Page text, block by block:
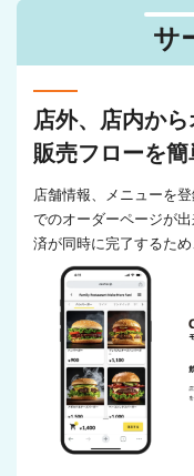
サ
店外、店内か
販売フローを
店舗情報、メニューを
でのオーダーページが
済が同時に完了するた